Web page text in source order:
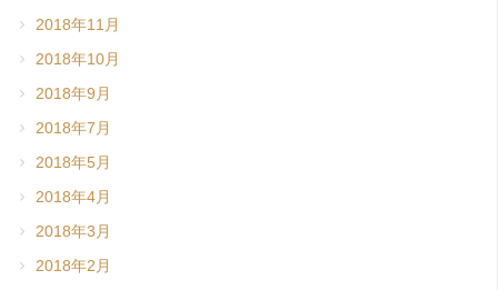
2018年11月
2018年10月
2018年9月
2018年7月
2018年5月
2018年4月
2018年3月
2018年2月